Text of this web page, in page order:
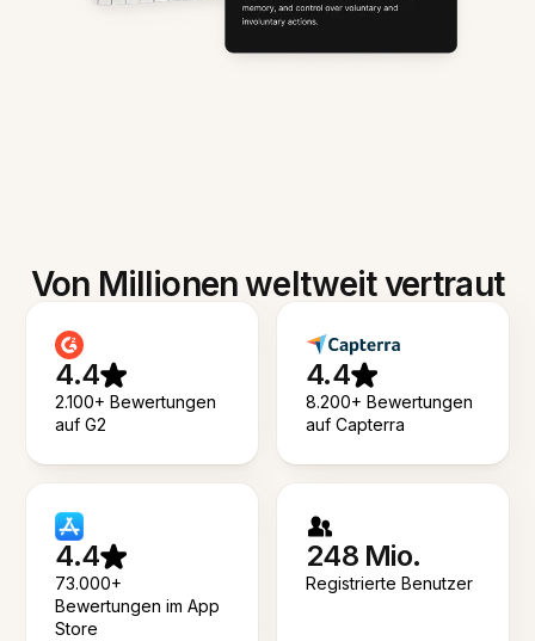
Von Millionen weltweit vertraut
4.4
2.100+ Bewertungen
auf G2
4.4
8.200+ Bewertungen
auf Capterra
4.4
73.000+
Bewertungen im App
Store
248 Mio.
Registrierte Benutzer